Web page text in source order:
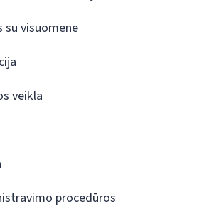
su visuomene
veikla
procedūros